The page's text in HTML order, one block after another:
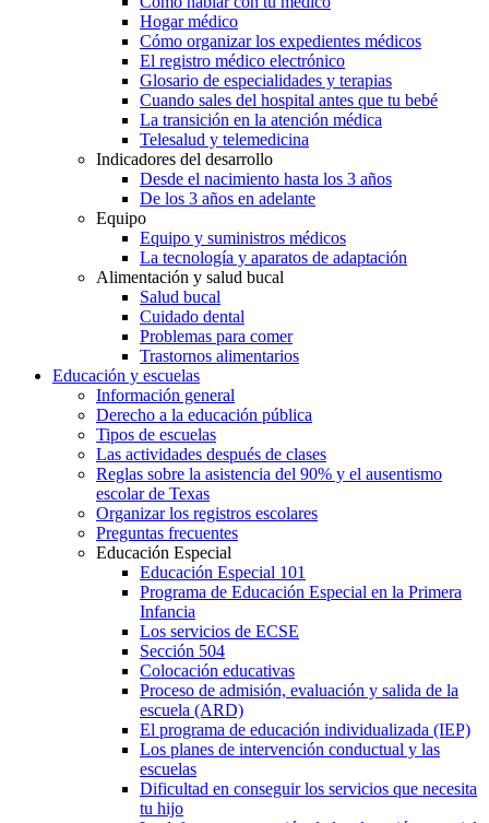
Hogar médico
Cómo organizar los expedientes médicos
El registro médico electrónico
Glosario de especialidades y terapias
Cuando sales del hospital antes que tu bebé
La transición en la atención médica
Telesalud y telemedicina
Indicadores del desarrollo
Desde el nacimiento hasta los 3 años
De los 3 años en adelante
Equipo
Equipo y suministros médicos
La tecnología y aparatos de adaptación
Alimentación y salud bucal
Salud bucal
Cuidado dental
Problemas para comer
Trastornos alimentarios
Educación y escuelas
Información general
Derecho a la educación pública
Tipos de escuelas
Las actividades después de clases
Reglas sobre la asistencia del 90% y el ausentismo
escolar de Texas
Organizar los registros escolares
Preguntas frecuentes
Educación Especial
Educación Especial 101
Programa de Educación Especial en la Primera
Infancia
Los servicios de ECSE
Sección 504
Colocación educativas
Proceso de admisión, evaluación y salida de la
escuela (ARD)
El programa de educación individualizada (IEP)
Los planes de intervención conductual y las
escuelas
Dificultad en conseguir los servicios que necesita
tu hijo